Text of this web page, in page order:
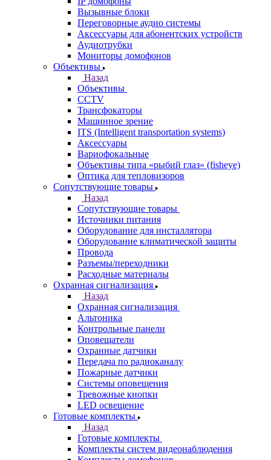
Вызывные блоки
Переговорные аудио системы
Аксессуары для абонентских устройств
Аудиотрубки
Мониторы домофонов
Объективы
Назад
Объективы
CCTV
Трансфокаторы
Машинное зрение
ITS (Intelligent transportation systems)
Аксессуары
Вариофокальные
Объективы типа «рыбий глаз» (fisheye)
Оптика для тепловизоров
Сопутствующие товары
Назад
Сопутствующие товары
Источники питания
Оборудование для инсталлятора
Оборудование климатической защиты
Провода
Разъемы/переходники
Расходные материалы
Охранная сигнализация
Назад
Охранная сигнализация
Альтоника
Контрольные панели
Оповещатели
Охранные датчики
Передача по радиоканалу
Пожарные датчики
Системы оповещения
Тревожные кнопки
LED освещение
Готовые комплекты
Назад
Готовые комплекты
Комплекты систем видеонаблюдения